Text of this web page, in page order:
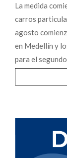
La medida
carros
agosto
en Medellín y
para el